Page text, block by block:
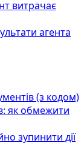
витрачає
агента
(з кодом)
як обмежити
зупинити дії